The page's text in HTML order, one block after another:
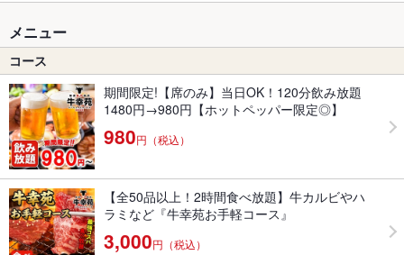
メニュー
コース
期間限定!【席のみ】当日OK！120分飲み放題
1480円→980円【ホットペッパー限定◎】
980円（税込）
【全50品以上！2時間食べ放題】牛カルビやハ
ラミなど『牛幸苑お手軽コース』
3,000円（税込）